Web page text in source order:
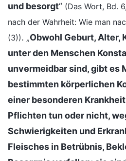
und besorgt“ (Das Wort, Bd.
nach der Wahrheit: Wie man
(3)). „Obwohl Geburt, Alter,
unter den Menschen
unvermeidbar sind, gibt es
bestimmten körperlichen
einer besonderen
Pflichten tun oder nicht,
Schwierigkeiten und
Fleisches in Betrübnis,